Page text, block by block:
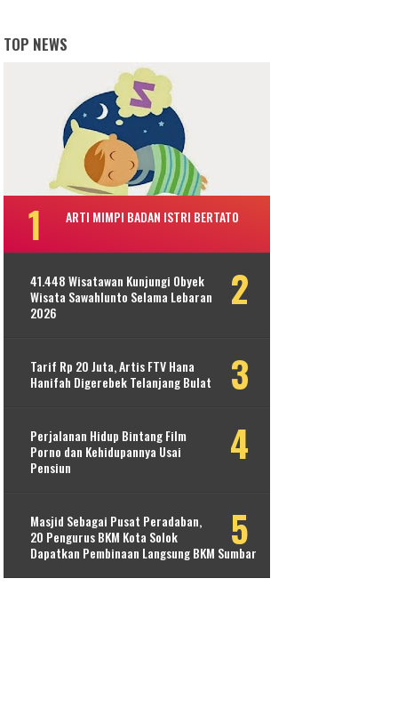
TOP NEWS
ARTI MIMPI BADAN ISTRI BERTATO
41.448 Wisatawan Kunjungi Obyek
Wisata Sawahlunto Selama Lebaran
2026
Tarif Rp 20 Juta, Artis FTV Hana
Hanifah Digerebek Telanjang Bulat
Perjalanan Hidup Bintang Film
Porno dan Kehidupannya Usai
Pensiun
Masjid Sebagai Pusat Peradaban,
20 Pengurus BKM Kota Solok
Dapatkan Pembinaan Langsung BKM Sumbar